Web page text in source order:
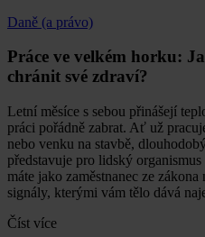
Daně (a právo)
Práce ve velkém horku:
chránit své zdraví?
Letní měsíce s sebou přinášejí
práci pořádně zabrat. Ať už
nebo venku na stavbě,
představuje pro lidský
máte jako zaměstnanec ze
signály, kterými vám tělo dává
Číst více